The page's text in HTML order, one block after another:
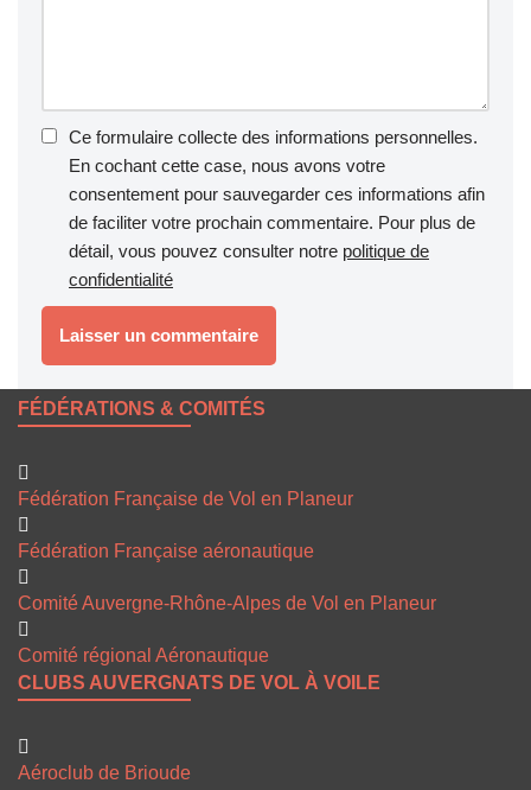
Ce formulaire collecte des informations personnelles.
En cochant cette case, nous avons votre
consentement pour sauvegarder ces informations afin
de faciliter votre prochain commentaire. Pour plus de
détail, vous pouvez consulter notre politique de
confidentialité
FÉDÉRATIONS & COMITÉS
Fédération Française de Vol en Planeur
Fédération Française aéronautique
Comité Auvergne-Rhône-Alpes de Vol en Planeur
Comité régional Aéronautique
CLUBS AUVERGNATS DE VOL À VOILE
Aéroclub de Brioude